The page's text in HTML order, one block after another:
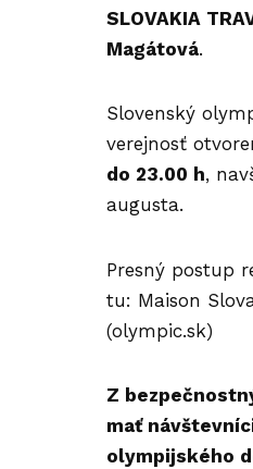
SLOVAKIA
Magátová.
Slovenský
verejnosť
do 23.00 h,
augusta.
Presný postup
tu: Maison
(olympic.sk)
Z
mať
olympijského